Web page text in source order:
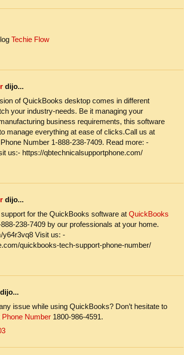
Techie Flow
dijo...
of QuickBooks desktop comes in different
your industry-needs. Be it managing your
business requirements, this software
manage everything at ease of clicks.Call us at
Number 1-888-238-7409. Read more: -
us:- https://qbtechnicalsupportphone.com/
dijo...
for the QuickBooks software at QuickBooks
238-7409 by our professionals at your home.
y64r3vq8 Visit us: -
quickbooks-tech-support-phone-number/
issue while using QuickBooks? Don’t hesitate to
Number1800-986-4591.